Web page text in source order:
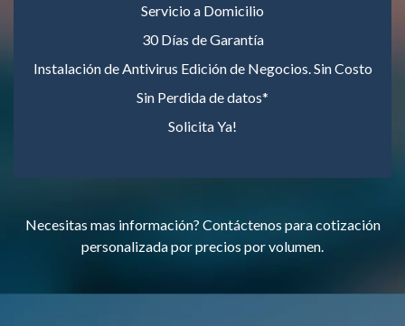
Servicio a Domicilio
30 Días de Garantía
Instalación de Antivirus Edición de Negocios. Sin Costo
Sin Perdida de datos*
Solicita Ya!
Necesitas mas información? Contáctenos para cotización
personalizada por precios por volumen.